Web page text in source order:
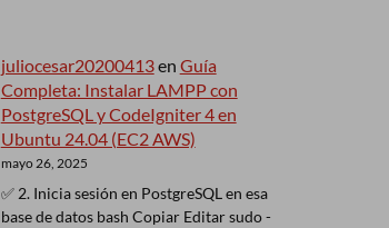
juliocesar20200413en Guía
Completa: Instalar LAMPP con
PostgreSQL y CodeIgniter 4 en
Ubuntu 24.04 (EC2 AWS)
mayo 26, 2025
✅ 2. Inicia sesión en PostgreSQL en esa
base de datos bash Copiar Editar sudo -